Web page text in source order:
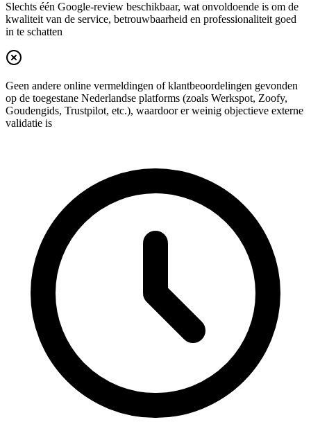
Slechts één Google-review beschikbaar, wat onvoldoende is om de
kwaliteit van de service, betrouwbaarheid en professionaliteit goed
in te schatten
Geen andere online vermeldingen of klantbeoordelingen gevonden
op de toegestane Nederlandse platforms (zoals Werkspot, Zoofy,
Goudengids, Trustpilot, etc.), waardoor er weinig objectieve externe
validatie is